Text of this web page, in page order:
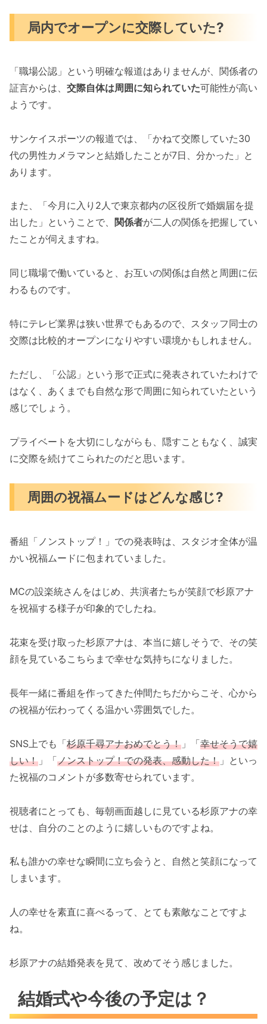
局内でオープンに交際していた?
「職場公認」という明確な報道はありませんが、関係者の
証言からは、 交際自体は周囲に知られていた可能性が高い
ようです。
サンケイスポーツの報道では、「かねて交際していた30
代の男性カメラマンと結婚したことが7日、分かった」と
あります。
また、「今月に入り2人で東京都内の区役所で婚姻届を提
出した」ということで、 関係者が二人の関係を把握してい
たことが伺えますね。
同じ職場で働いていると、お互いの関係は自然と周囲に伝
わるものです。
特にテレビ業界は狭い世界でもあるので、スタッフ同士の
交際は比較的オープンになりやすい環境かもしれません。
ただし、「公認」という形で正式に発表されていたわけで
はなく、あくまでも自然な形で周囲に知られていたという
感じでしょう。
プライベートを大切にしながらも、隠すこともなく、誠実
に交際を続けてこられたのだと思います。
周囲の祝福ムードはどんな感じ?
番組「ノンストップ！」での発表時は、スタジオ全体が温
かい祝福ムードに包まれていました。
MCの設楽統さんをはじめ、共演者たちが笑顔で杉原アナ
を祝福する様子が印象的でしたね。
花束を受け取った杉原アナは、本当に嬉しそうで、その笑
顔を見ているこちらまで幸せな気持ちになりました。
長年一緒に番組を作ってきた仲間たちだからこそ、心から
の祝福が伝わってくる温かい雰囲気でした。
SNS上でも「杉原千尋アナおめでとう！ 」「幸せそうで嬉
しい！ 」「ノンストップ！での発表、感動した！ 」といっ
た祝福のコメントが多数寄せられています。
視聴者にとっても、毎朝画面越しに見ている杉原アナの幸
せは、自分のことのように嬉しいものですよね。
私も誰かの幸せな瞬間に立ち会うと、自然と笑顔になって
しまいます。
人の幸せを素直に喜べるって、とても素敵なことですよ
ね。
杉原アナの結婚発表を見て、改めてそう感じました。
結婚式や今後の予定は？